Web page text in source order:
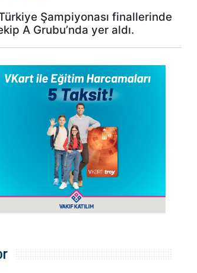
Şampiyonası finallerinde
A Grubu’nda yer aldı.